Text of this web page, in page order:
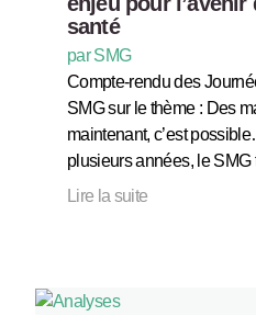
santé
par SMG
Compte-rendu des
SMG sur le thème : Des
maintenant, c’est
plusieurs années, le
Lire la suite